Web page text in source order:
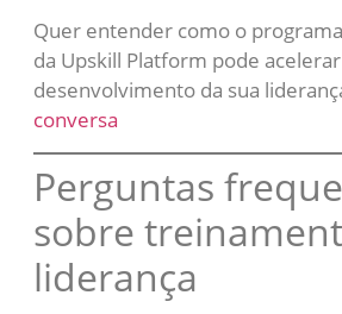
Quer entender como o
da Upskill Platform pode
desenvolvimento da sua
conversa
Perguntas
sobre
liderança